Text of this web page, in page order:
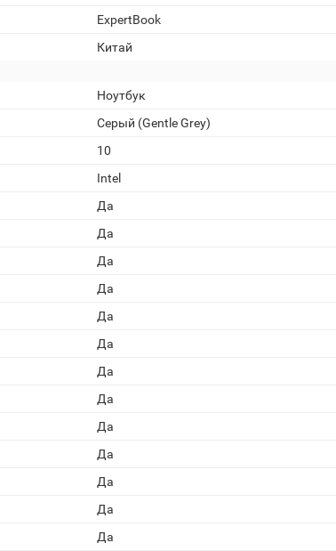
ExpertBook
Китай
Ноутбук
Серый (Gentle Grey)
10
Intel
Да
Да
Да
Да
Да
Да
Да
Да
Да
Да
Да
Да
Да